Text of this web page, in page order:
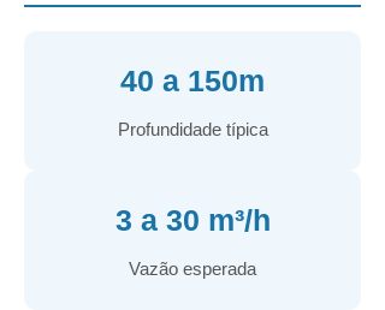
40 a 150m
Profundidade típica
3 a 30 m³/h
Vazão esperada